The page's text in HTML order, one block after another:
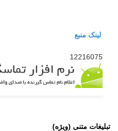
لینک منبع
12216075
تبلیغات متنی (ویژه)